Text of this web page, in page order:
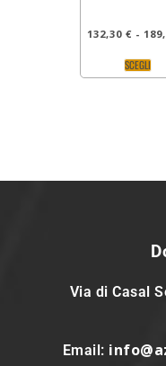
132,30 € -
SCEGLI
Via di Casal
Email: